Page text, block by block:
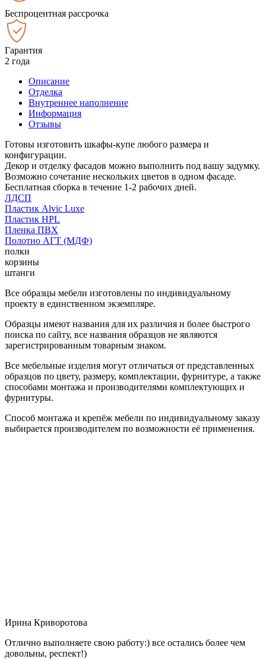
Беспроцентная рассрочка
Гарантия
2 года
Описание
Отделка
Внутреннее наполнение
Информация
Отзывы
Готовы изготовить шкафы-купе любого размера и
конфигурации.
Декор и отделку фасадов можно выполнить под вашу задумку.
Возможно сочетание нескольких цветов в одном фасаде.
Бесплатная сборка в течение 1-2 рабочих дней.
ЛДСП
Пластик Alvic Luxe
Пластик HPL
Пленка ПВХ
Полотно АГТ (МДФ)
полки
корзины
штанги
Все образцы мебели изготовлены по индивидуальному
проекту в единственном экземпляре.
Образцы имеют названия для их различия и более быстрого
поиска по сайту, все названия образцов не являются
зарегистрированным товарным знаком.
Все мебельные изделия могут отличаться от представленных
образцов по цвету, размеру, комплектации, фурнитуре, а также
способами монтажа и производителями комплектующих и
фурнитуры.
Способ монтажа и крепёж мебели по индивидуальному заказу
выбирается производителем по возможности её применения.
Ирина Криворотова
Отлично выполняете свою работу:) все остались более чем
довольны, респект!)